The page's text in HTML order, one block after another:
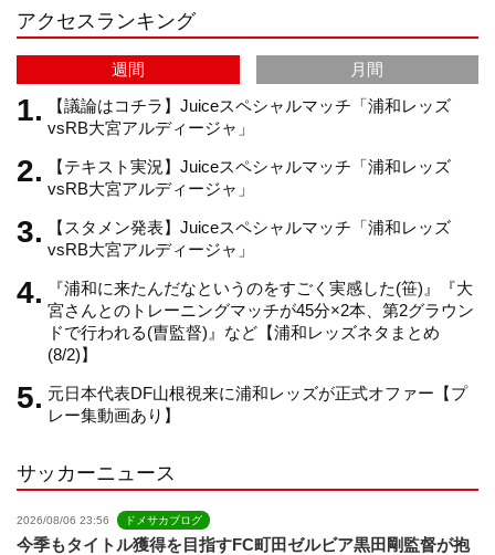
a
m
C
h
a
n
アクセスランキング
週間
月間
【議論はコチラ】Juiceスペシャルマッチ「浦和レッズ
vsRB大宮アルディージャ」
【テキスト実況】Juiceスペシャルマッチ「浦和レッズ
vsRB大宮アルディージャ」
【スタメン発表】Juiceスペシャルマッチ「浦和レッズ
vsRB大宮アルディージャ」
『浦和に来たんだなというのをすごく実感した(笹)』『大
宮さんとのトレーニングマッチが45分×2本、第2グラウン
ドで行われる(曺監督)』など【浦和レッズネタまとめ
(8/2)】
元日本代表DF山根視来に浦和レッズが正式オファー【プ
レー集動画あり】
サッカーニュース
2026/08/06 23:56 ドメサカブログ
今季もタイトル獲得を目指すFC町田ゼルビア黒田剛監督が抱